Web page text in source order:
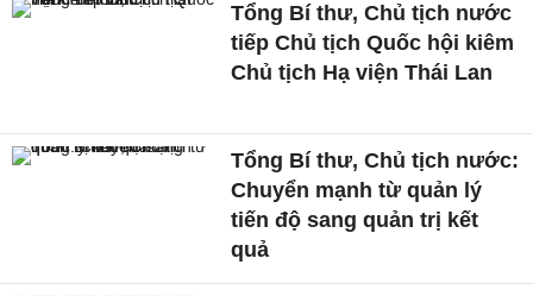
Tổng Bí thư, Chủ tịch nước
tiếp Chủ tịch Quốc hội kiêm
Chủ tịch Hạ viện Thái Lan
Tổng Bí thư, Chủ tịch nước:
Chuyển mạnh từ quản lý
tiến độ sang quản trị kết
quả